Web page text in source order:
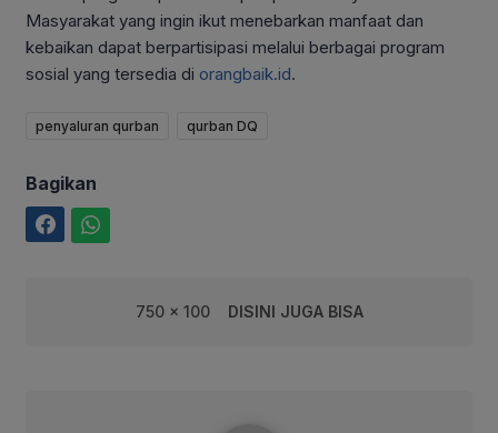
Masyarakat yang ingin ikut menebarkan manfaat dan
kebaikan dapat berpartisipasi melalui berbagai program
sosial yang tersedia di orangbaik.id.
penyaluran qurban qurban DQ
Bagikan
750 x 100 DISINI JUGA BISA